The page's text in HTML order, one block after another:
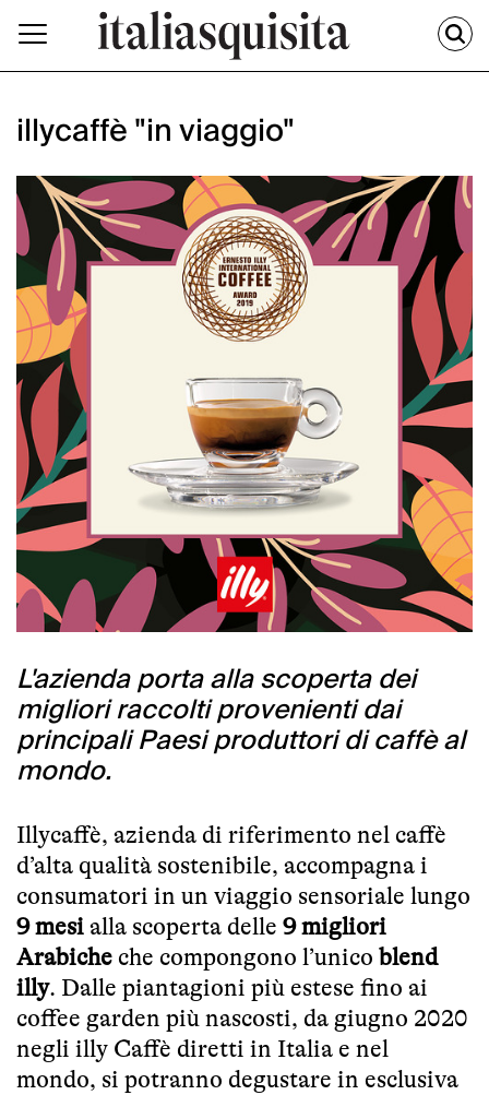
illycaffè "in viaggio"
L'azienda porta alla scoperta dei
migliori raccolti provenienti dai
principali Paesi produttori di caffè al
mondo.
Illycaffè, azienda di riferimento nel caffè
d’alta qualità sostenibile, accompagna i
consumatori in un viaggio sensoriale lungo
9 mesi alla scoperta delle 9 migliori
Arabiche che compongono l’unico blend
illy. Dalle piantagioni più estese fino ai
coffee garden più nascosti, da giugno 2020
negli illy Caffè diretti in Italia e nel
mondo, si potranno degustare in esclusiva